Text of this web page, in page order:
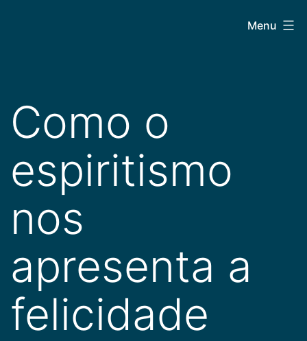
Menu
Como o
espiritismo
nos
apresenta a
felicidade